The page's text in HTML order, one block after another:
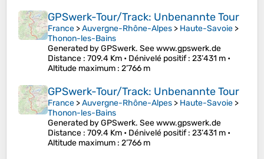
GPSwerk-Tour/Track: Unbenannte Tour
France >Auvergne-Rhône-Alpes > Haute-Savoie >
Thonon-les-Bains
Generated by GPSwerk. See www.gpswerk.de
Distance : 709.4 Km • Dénivelé positif: 23’431 m •
Altitude maximum : 2’766 m
GPSwerk-Tour/Track: Unbenannte Tour
France >Auvergne-Rhône-Alpes > Haute-Savoie >
Thonon-les-Bains
Generated by GPSwerk. See www.gpswerk.de
Distance : 709.4 Km • Dénivelé positif: 23’431 m •
Altitude maximum : 2’766 m